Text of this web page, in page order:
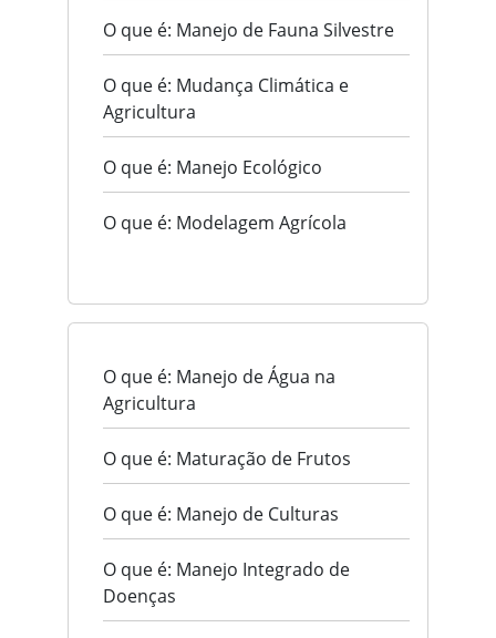
O que é: Manejo de Fauna Silvestre
O que é: Mudança Climática e
Agricultura
O que é: Manejo Ecológico
O que é: Modelagem Agrícola
O que é: Manejo de Água na
Agricultura
O que é: Maturação de Frutos
O que é: Manejo de Culturas
O que é: Manejo Integrado de
Doenças